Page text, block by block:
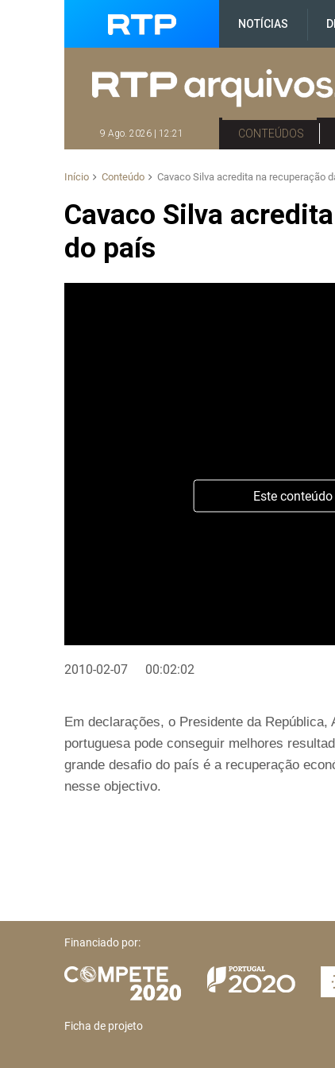
NOTÍCIAS
9 Ago. 2026 | 12:21 CONTEÚDOS
Início Conteúdo Cavaco Silva acredita na recuperação
Cavaco Silva
do país
Este
2010-02-07 00:02:02
Em declarações, o Presidente da
portuguesa pode conseguir melhores
grande desafio do país é a recuperação
nesse objectivo.
Financiado por:
Ficha de projeto